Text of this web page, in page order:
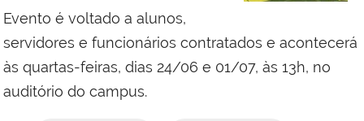
Evento é voltado a alunos,
servidores e funcionários contratados e acontecerá
às quartas-feiras, dias 24/06 e 01/07, às 13h, no
auditório do campus.